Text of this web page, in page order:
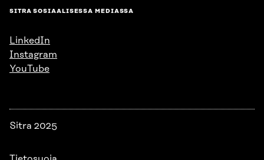
SITRA SOSIAALISESSA MEDIASSA
LinkedIn
Instagram
YouTube
Sitra 2025